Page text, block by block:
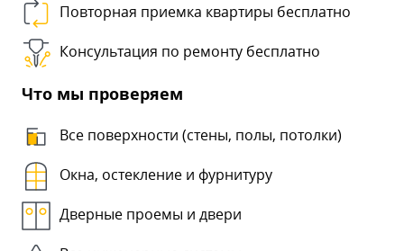
Повторная приемка квартиры бесплатно
Консультация по ремонту бесплатно
Что мы проверяем
Все поверхности (стены, полы, потолки)
Окна, остекление и фурнитуру
Дверные проемы и двери